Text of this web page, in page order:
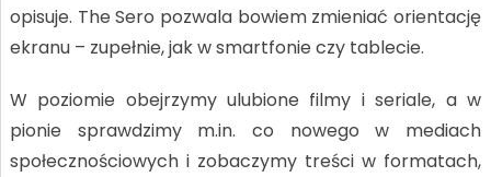
opisuje. The Sero pozwala bowiem zmieniać orientację
ekranu – zupełnie, jak w smartfonie czy tablecie.
W poziomie obejrzymy ulubione filmy i seriale, a w
pionie sprawdzimy m.in. co nowego w mediach
społecznościowych i zobaczymy treści w formatach,